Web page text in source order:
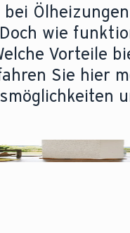
bei
wie
Vorteile
Sie hier